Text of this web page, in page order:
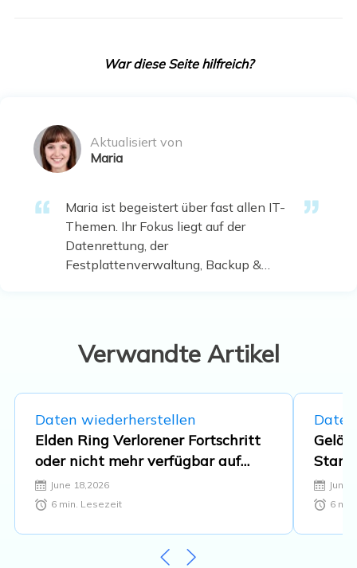
War diese Seite hilfreich?
Aktualisiert von
Maria
Maria ist begeistert über fast allen IT-
Themen. Ihr Fokus liegt auf der
Datenrettung, der
Festplattenverwaltung, Backup &
Lösungen. …
Verwandte Artikel
Daten wiederherstellen
Elden Ring Verlorener Fortschritt
oder nicht mehr verfügbar auf
Xbox/PS4/PC
June 18,2026
6min. Lesezeit
Start
June
6